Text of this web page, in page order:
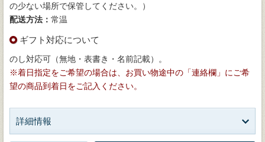
の少ない場所で保管してください。）
配送方法： 常温
ギフト対応について
のし対応可（無地・表書き・名前記載）。
※着日指定をご希望の場合は、お買い物途中の「連絡欄」にご希
望の商品到着日をご記入ください。
詳細情報